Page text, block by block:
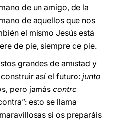
de un amigo, de la
de aquellos que nos
el mismo Jesús está
de pie, siempre de pie.
grandes de amistad y
así el futuro: junto
pero jamás contra
esto se llama
si os preparáis